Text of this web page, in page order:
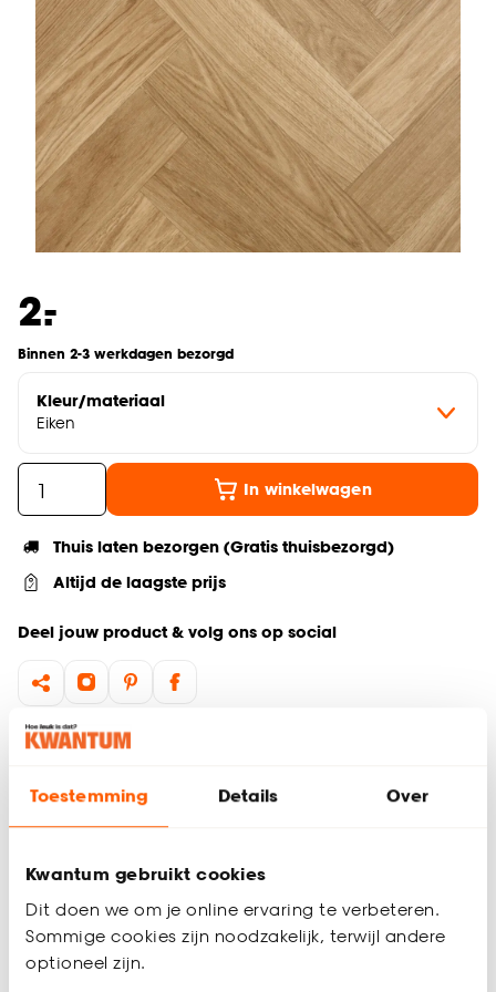
Toestemming Details Over
Kwantum gebruikt cookies
Dit doen we om je online ervaring te verbeteren.
Sommige cookies zijn noodzakelijk, terwijl andere
optioneel zijn.
2.
-
Binnen 2-3 werkdagen bezorgd
Kleur/materiaal
Eiken
In winkelwagen
Thuis laten bezorgen (Gratis thuisbezorgd)
Altijd de laagste prijs
Deel jouw product & volg ons op social
Hulp nodig? Wij regelen het voor je!
Ga terug naar het hoofdproduct
Productomschrijving
Wil je zeker weten dat deze vloer bij de rest van jouw
interieur past? Bestel vrijblijvend één of meerdere kleurstalen
en bekijk of vergelijk eenvoudig welke vloer jouw favoriet is.
Zo ben je 100% zeker van de juiste keuze. De kleurstalen